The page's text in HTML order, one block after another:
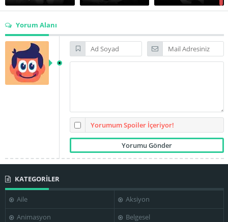
gerçekçi ırkçılık eleştirisinden korktuğu için filmi bekletip daha geç
vizyona sokmuştur.
Edgar Buchanan Frank Cordell Frank McGrath
Harry Antrim Harry Tenbrook
Herman Hack
Yorum Alanı
Yorumum Spoiler İçeriyor!
KATEGORİLER
Aile
Aksiyon
Animasyon
Belgesel